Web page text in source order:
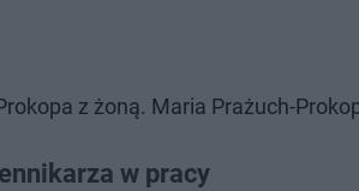
z żoną. Maria Prażuch-
w pracy